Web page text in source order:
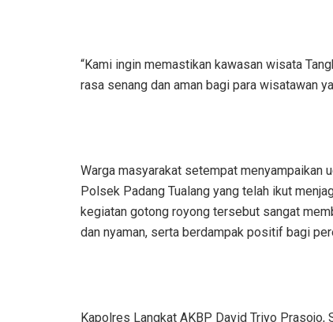
“Kami ingin memastikan kawasan wisata
rasa senang dan aman bagi para wisatawan
Warga masyarakat setempat menyampaikan
Polsek Padang Tualang yang telah ikut
kegiatan gotong royong tersebut sangat
dan nyaman, serta berdampak positif bagi
Kapolres Langkat AKBP David Triyo Prasojo,